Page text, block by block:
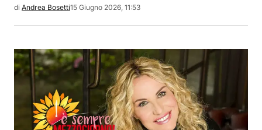
di Andrea Bosetti15 Giugno 2026, 11:53